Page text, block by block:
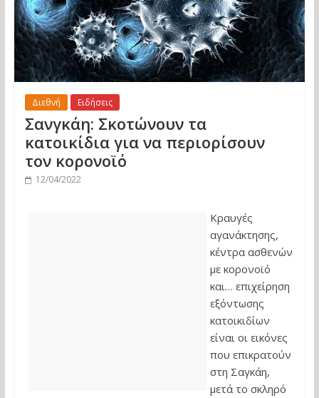
Διεθνή Ειδήσεις
Σανγκάη: Σκοτώνουν τα
κατοικίδια για να περιορίσουν
τον κορονοϊό
12/04/2022
Κραυγές
αγανάκτησης,
κέντρα ασθενών
με κορονοϊό
και… επιχείρηση
εξόντωσης
κατοικιδίων
είναι οι εικόνες
που επικρατούν
στη Σαγκάη,
μετά το σκληρό